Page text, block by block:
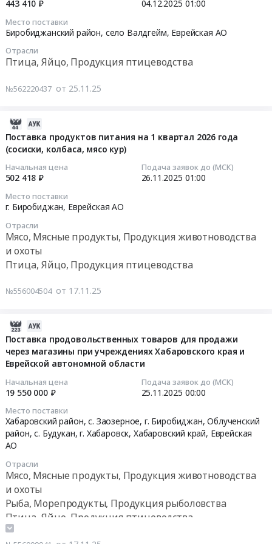
443 410 ₽ 04.12.2025 01:00
Место поставки
Биробиджанский район, село Валдгейм, Еврейская АО
Отрасли
Птица, Яйцо, Продукция птицеводства
№562220437 от 25.11.25
Поставка продуктов питания на 1 квартал 2026 года
(сосиски, колбаса, мясо кур)
Начальная цена
502 418 ₽
Подача заявок до (МСК)
26.11.2025 01:00
Место поставки
г. Биробиджан, Еврейская АО
Отрасли
Мясо, Мясные продукты, Продукция животноводства
и охоты
Птица, Яйцо, Продукция птицеводства
№556004504 от 17.11.25
Поставка продовольственных товаров для продажи
через магазины при учреждениях Хабаровского края и
Еврейской автономной области
Начальная цена
19 550 000 ₽
Подача заявок до (МСК)
25.11.2025 00:00
Место поставки
Хабаровский район, с. Заозерное, г. Биробиджан, Облученский
район, с. Будукан, г. Хабаровск, Хабаровский край, Еврейская
АО
Отрасли
Мясо, Мясные продукты, Продукция животноводства
и охоты
Рыба, Морепродукты, Продукция рыболовства
Птица, Яйцо, Продукция птицеводства
Продукция лесничества, Дикоросы, Мед, Орехи,